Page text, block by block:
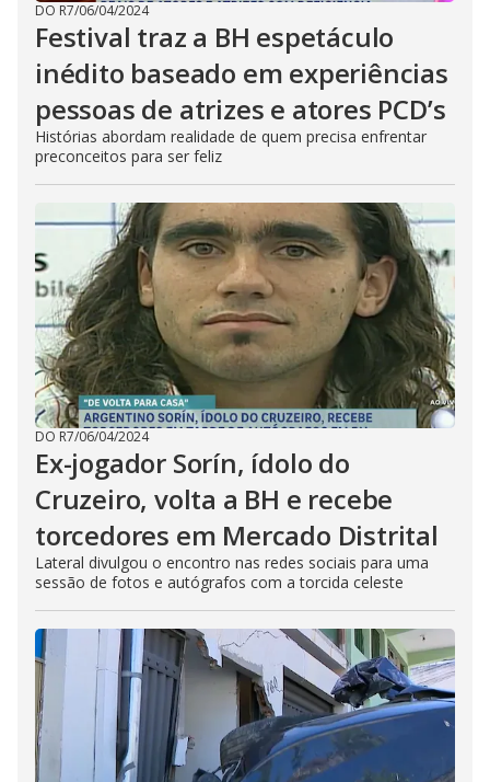
DO R7/06/04/2024
Festival traz a BH espetáculo
inédito baseado em experiências
pessoas de atrizes e atores PCD’s
Histórias abordam realidade de quem precisa enfrentar
preconceitos para ser feliz
DO R7/06/04/2024
Ex-jogador Sorín, ídolo do
Cruzeiro, volta a BH e recebe
torcedores em Mercado Distrital
Lateral divulgou o encontro nas redes sociais para uma
sessão de fotos e autógrafos com a torcida celeste